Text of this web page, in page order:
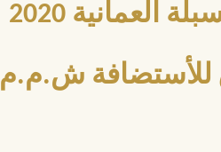
2020
للأستضافة ش.م.م